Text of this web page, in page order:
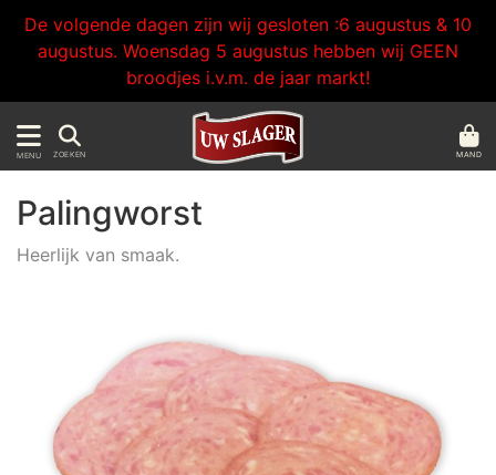
De volgende dagen zijn wij gesloten :6 augustus & 10
augustus. Woensdag 5 augustus hebben wij GEEN
broodjes i.v.m. de jaar markt!
MENU ZOEKEN MAND
Palingworst
Heerlijk van smaak.